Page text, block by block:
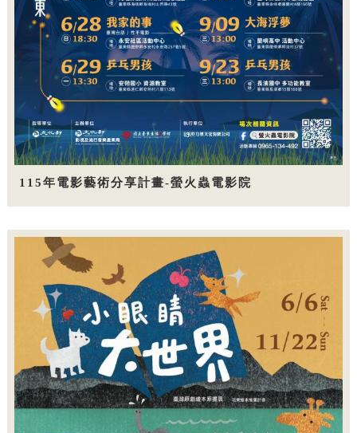
115年電影藝術分享計畫-螢火蟲電影院